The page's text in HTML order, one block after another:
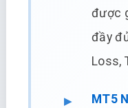
được
đầy
Loss,
MT5